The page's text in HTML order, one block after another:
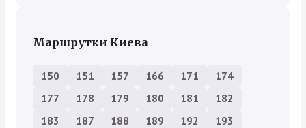
Маршрутки Киева
150 151 157 166 171
174
177
178 179 180 181
182
183
187 188 189 192
193